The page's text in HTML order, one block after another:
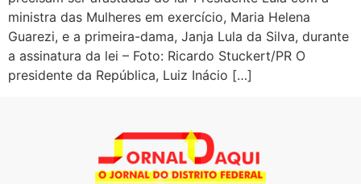
ministra das Mulheres em exercício, Maria Helena
Guarezi, e a primeira-dama, Janja Lula da Silva, durante
a assinatura da lei – Foto: Ricardo Stuckert/PR O
presidente da República, Luiz Inácio […]